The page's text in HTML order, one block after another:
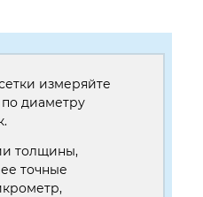
измеряйте
диаметру
толщины,
точные